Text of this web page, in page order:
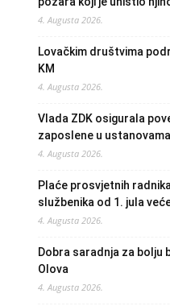
4. Augusta 2026.
Lovačkim društvima
KM
4. Augusta 2026.
Vlada ZDK osigurala
zaposlene u
4. Augusta 2026.
Plaće prosvjetnih
službenika od 1. jula
4. Augusta 2026.
Dobra saradnja za bolju
Olova
4. Augusta 2026.